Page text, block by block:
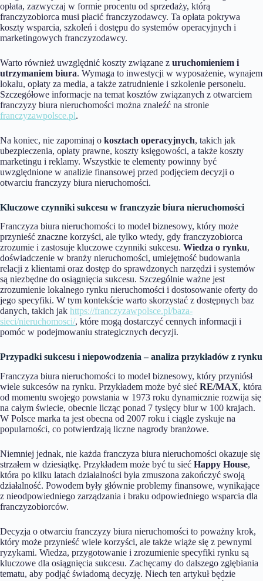
opłata, zazwyczaj w formie procentu od sprzedaży, którą
franczyzobiorca musi płacić franczyzodawcy. Ta opłata pokrywa
koszty wsparcia, szkoleń i dostępu do systemów operacyjnych i
marketingowych franczyzodawcy.
Warto również uwzględnić koszty związane z uruchomieniem i
utrzymaniem biura. Wymaga to inwestycji w wyposażenie, wynajem
lokalu, opłaty za media, a także zatrudnienie i szkolenie personelu.
Szczegółowe informacje na temat kosztów związanych z otwarciem
franczyzy biura nieruchomości można znaleźć na stronie
franczyzawpolsce.pl.
Na koniec, nie zapominaj o kosztach operacyjnych, takich jak
ubezpieczenia, opłaty prawne, koszty księgowości, a także koszty
marketingu i reklamy. Wszystkie te elementy powinny być
uwzględnione w analizie finansowej przed podjęciem decyzji o
otwarciu franczyzy biura nieruchomości.
Kluczowe czynniki sukcesu w franczyzie biura nieruchomości
Franczyza biura nieruchomości to model biznesowy, który może
przynieść znaczne korzyści, ale tylko wtedy, gdy franczyzobiorca
zrozumie i zastosuje kluczowe czynniki sukcesu. Wiedza o rynku,
doświadczenie w branży nieruchomości, umiejętność budowania
relacji z klientami oraz dostęp do sprawdzonych narzędzi i systemów
są niezbędne do osiągnięcia sukcesu. Szczególnie ważne jest
zrozumienie lokalnego rynku nieruchomości i dostosowanie oferty do
jego specyfiki. W tym kontekście warto skorzystać z dostępnych baz
danych, takich jak https://franczyzawpolsce.pl/baza-
sieci/nieruchomosci/, które mogą dostarczyć cennych informacji i
pomóc w podejmowaniu strategicznych decyzji.
Przypadki sukcesu i niepowodzenia – analiza przykładów z rynku
Franczyza biura nieruchomości to model biznesowy, który przyniósł
wiele sukcesów na rynku. Przykładem może być sieć RE/MAX, która
od momentu swojego powstania w 1973 roku dynamicznie rozwija się
na całym świecie, obecnie licząc ponad 7 tysięcy biur w 100 krajach.
W Polsce marka ta jest obecna od 2007 roku i ciągle zyskuje na
popularności, co potwierdzają liczne nagrody branżowe.
Niemniej jednak, nie każda franczyza biura nieruchomości okazuje się
strzałem w dziesiątkę. Przykładem może być tu sieć Happy House,
która po kilku latach działalności była zmuszona zakończyć swoją
działalność. Powodem były głównie problemy finansowe, wynikające
z nieodpowiedniego zarządzania i braku odpowiedniego wsparcia dla
franczyzobiorców.
Decyzja o otwarciu franczyzy biura nieruchomości to poważny krok,
który może przynieść wiele korzyści, ale także wiąże się z pewnymi
ryzykami. Wiedza, przygotowanie i zrozumienie specyfiki rynku są
kluczowe dla osiągnięcia sukcesu. Zachęcamy do dalszego zgłębiania
tematu, aby podjąć świadomą decyzję. Niech ten artykuł będzie